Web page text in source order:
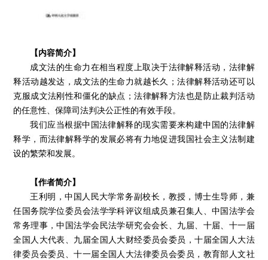
【内容简介】
成文法的生命力在相当程度上取决于法律解释活动，法律解
释活动越发达，成文法的生命力就越长久；法律解释活动还可以
克服成文法刚性和僵化的缺点；法律解释方法也是防止裁判活动
的任意性、保障司法判决公正性的有效手段。
我们应当根据中国法律解释的现实需要来构建中国的法律解
释学，而法律解释学的发展必将有力地促进我国社会主义法制建
设的繁荣和发展。
【作者简介】
王利明，中国人民大学常务副校长，教授，博士生导师，兼
任国务院学位委员会法学学科评议组成员兼召集人、中国法学会
常务理事，中国法学会民法学研究会会长、九届、十届、十一届
全国人大代表、九届全国人大财经委员会委员，十届全国人大法
律委员会委员、十一届全国人大法律委员会委员，教育部人文社